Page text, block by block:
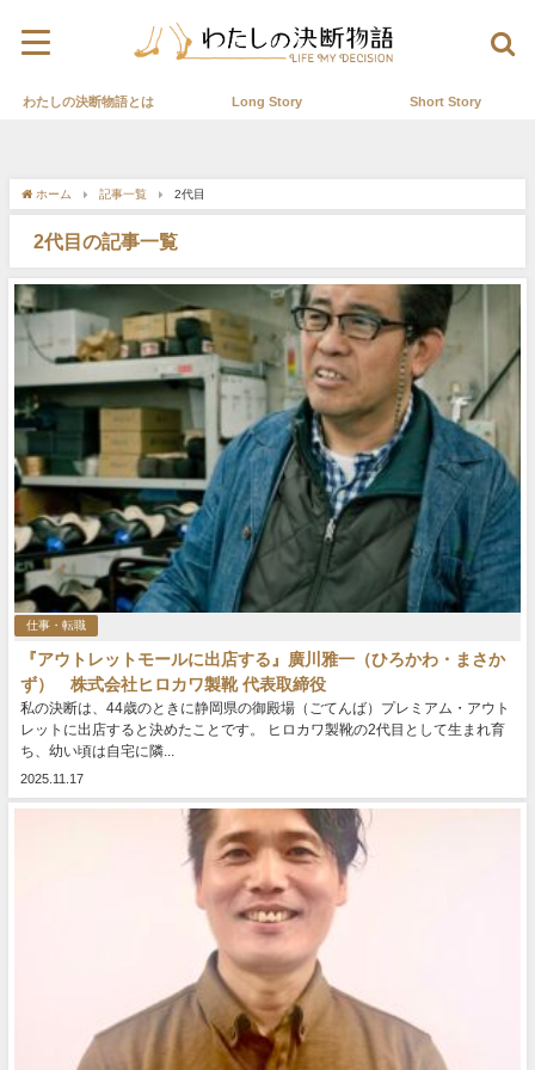
わたしの決断物語とは Long Story Short Story
ホーム 記事一覧 2代目
2代目の記事一覧
仕事・転職
『アウトレットモールに出店する』廣川雅一（ひろかわ・まさか
ず） 株式会社ヒロカワ製靴 代表取締役
私の決断は、44歳のときに静岡県の御殿場（ごてんば）プレミアム・アウト
レットに出店すると決めたことです。 ヒロカワ製靴の2代目として生まれ育
ち、幼い頃は自宅に隣...
2025.11.17